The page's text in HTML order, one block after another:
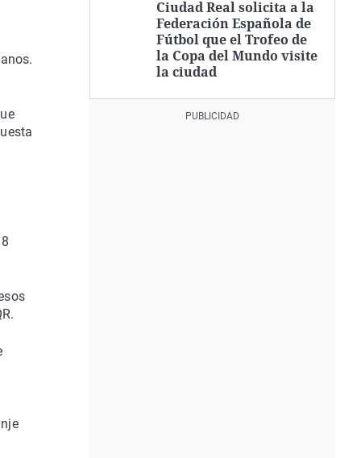
Ciudad Real solicita a la
Federación Española de
Fútbol que el Trofeo de
la Copa del Mundo visite
la ciudad